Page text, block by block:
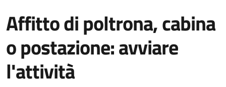
Affitto di poltrona, cabina
o postazione: avviare
l'attività